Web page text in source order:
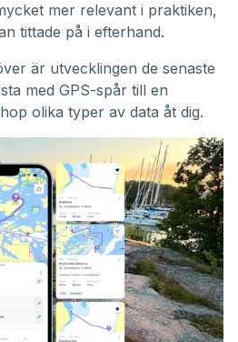
mer relevant i praktiken,
tittade på i efterhand.
är utvecklingen de senaste
med GPS-spår till en
olika typer av data åt dig.